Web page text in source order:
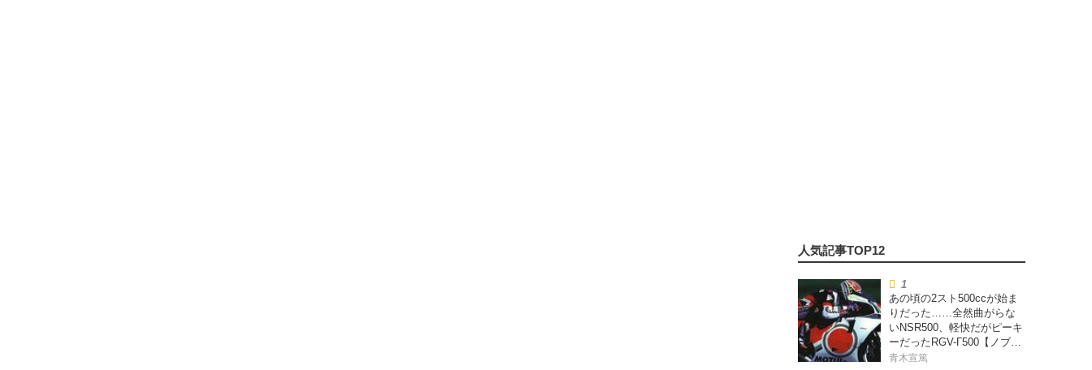
あの頃の2スト500ccが始ま
りだった……全然曲がらな
いNSR500、軽快だがピーキ
ーだったRGV-Γ500【ノブ青
木のA.M.R. (アオキマニアッ
青木宣篤